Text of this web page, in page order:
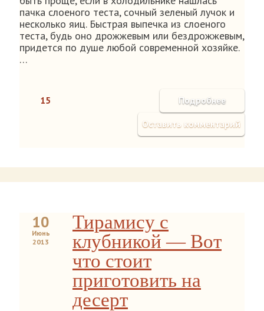
пачка слоеного теста, сочный зеленый лучок и
несколько яиц. Быстрая выпечка из слоеного
теста, будь оно дрожжевым или бездрожжевым,
придется по душе любой современной хозяйке.
…
15 Подробнее
Оставить комментарий
10
Июнь
2013
Тирамису с
клубникой — Вот
что стоит
приготовить на
десерт